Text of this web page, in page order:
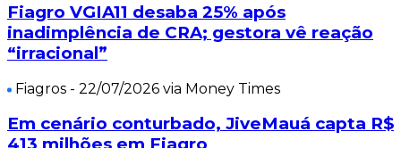
Fiagro VGIA11 desaba 25% após
inadimplência de CRA; gestora vê reação
“irracional”
Fiagros - 22/07/2026 via Money Times
Em cenário conturbado, JiveMauá capta R$